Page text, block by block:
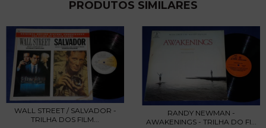
PRODUTOS SIMILARES
WALL STREET / SALVADOR -
TRILHA DOS FILM...
RANDY NEWMAN -
AWAKENINGS - TRILHA DO FI...